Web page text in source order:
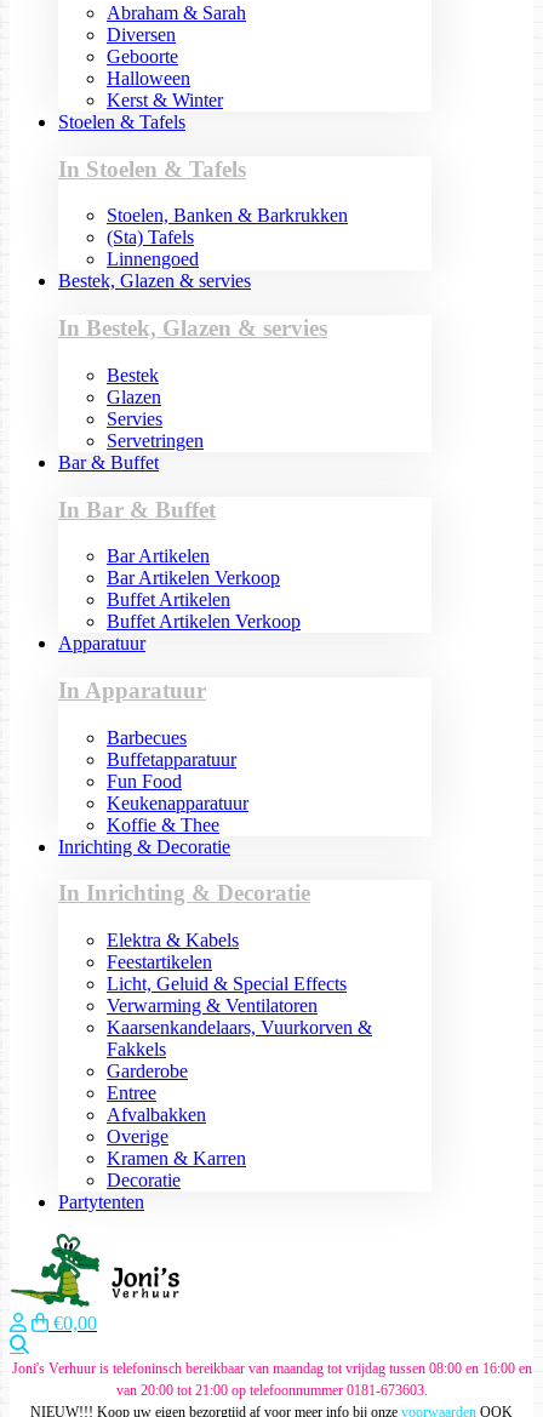
Abraham & Sarah
Diversen
Geboorte
Halloween
Kerst & Winter
Stoelen & Tafels
In Stoelen & Tafels
Stoelen, Banken & Barkrukken
(Sta) Tafels
Linnengoed
Bestek, Glazen & servies
In Bestek, Glazen & servies
Bestek
Glazen
Servies
Servetringen
Bar & Buffet
In Bar & Buffet
Bar Artikelen
Bar Artikelen Verkoop
Buffet Artikelen
Buffet Artikelen Verkoop
Apparatuur
In Apparatuur
Barbecues
Buffetapparatuur
Fun Food
Keukenapparatuur
Koffie & Thee
Inrichting & Decoratie
In Inrichting & Decoratie
Elektra & Kabels
Feestartikelen
Licht, Geluid & Special Effects
Verwarming & Ventilatoren
Kaarsenkandelaars, Vuurkorven &
Fakkels
Garderobe
Entree
Afvalbakken
Overige
Kramen & Karren
Decoratie
Partytenten
€0,00
Joni's Verhuur is telefoninsch bereikbaar van maandag tot vrijdag tussen 08:00 en 16:00 en
van 20:00 tot 21:00 op telefoonnummer 0181-673603.
NIEUW!!! Koop uw eigen bezorgtijd af voor meer info bij onze voorwaarden OOK